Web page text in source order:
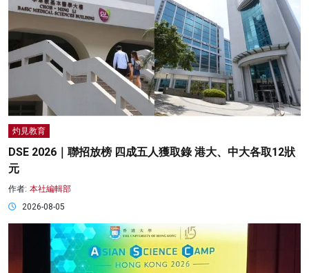
灼見教育
DSE 2026｜聯招放榜 四成五人獲取錄 港大、中大各取12狀
元
作者: 本社編輯部
2026-08-05